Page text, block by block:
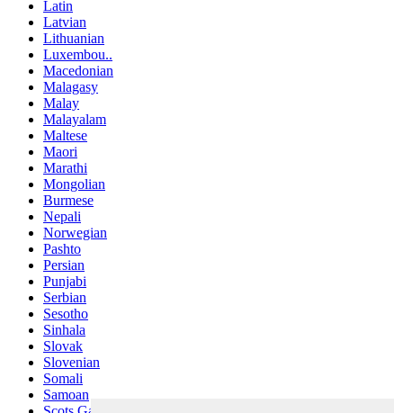
Latin
Latvian
Lithuanian
Luxembou..
Macedonian
Malagasy
Malay
Malayalam
Maltese
Maori
Marathi
Mongolian
Burmese
Nepali
Norwegian
Pashto
Persian
Punjabi
Serbian
Sesotho
Sinhala
Slovak
Slovenian
Somali
Samoan